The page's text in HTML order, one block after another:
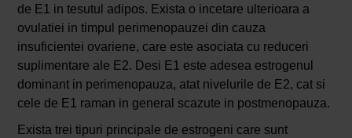
de E1 in tesutul adipos. Exista o incetare ulterioara a
ovulatiei in timpul perimenopauzei din cauza
insuficientei ovariene, care este asociata cu reduceri
suplimentare ale E2. Desi E1 este adesea estrogenul
dominant in perimenopauza, atat nivelurile de E2, cat si
cele de E1 raman in general scazute in postmenopauza.
Exista trei tipuri principale de estrogeni care sunt